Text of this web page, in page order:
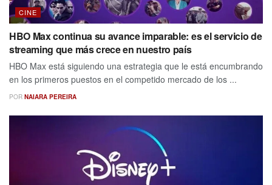
CINE
HBO Max continua su avance imparable: es el servicio de
streaming que más crece en nuestro país
HBO Max está siguiendo una estrategia que le está encumbrando
en los primeros puestos en el competido mercado de los ...
POR NAIARA PEREIRA